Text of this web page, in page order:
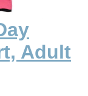
Adult